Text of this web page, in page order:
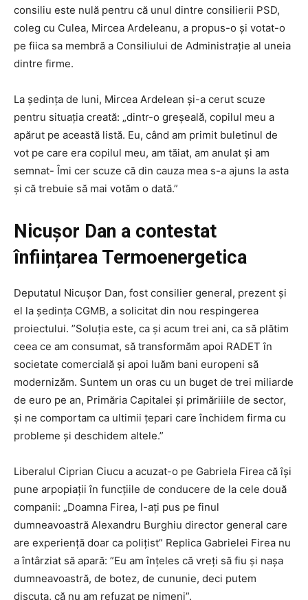
consiliu este nulă pentru că unul dintre consilierii PSD,
coleg cu Culea, Mircea Ardeleanu, a propus-o și votat-o
pe fiica sa membră a Consiliului de Administrație al uneia
dintre firme.
La şedinţa de luni, Mircea Ardelean şi-a cerut scuze
pentru situaţia creată: „dintr-o greşeală, copilul meu a
apărut pe această listă. Eu, când am primit buletinul de
vot pe care era copilul meu, am tăiat, am anulat şi am
semnat- Îmi cer scuze că din cauza mea s-a ajuns la asta
şi că trebuie să mai votăm o dată.”
Nicușor Dan a contestat
înființarea Termoenergetica
Deputatul Nicuşor Dan, fost consilier general, prezent şi
el la şedinţa CGMB, a solicitat din nou respingerea
proiectului. ”Soluţia este, ca şi acum trei ani, ca să plătim
ceea ce am consumat, să transformăm apoi RADET în
societate comercială şi apoi luăm bani europeni să
modernizăm. Suntem un oras cu un buget de trei miliarde
de euro pe an, Primăria Capitalei şi primăriiile de sector,
şi ne comportam ca ultimii țepari care închidem firma cu
probleme şi deschidem altele.”
Liberalul Ciprian Ciucu a acuzat-o pe Gabriela Firea că îşi
pune arpopiaţii în funcţiile de conducere de la cele două
companii: „Doamna Firea, l-aţi pus pe finul
dumneavoastră Alexandru Burghiu director general care
are experienţă doar ca poliţist” Replica Gabrielei Firea nu
a întârziat să apară: ”Eu am înţeles că vreţi să fiu şi naşa
dumneavoastră, de botez, de cununie, deci putem
discuta, că nu am refuzat pe nimeni”.